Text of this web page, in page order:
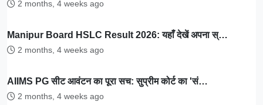
2 months, 4 weeks ago
Manipur Board HSLC Result 2026: यहाँ देखें अपना स्…
2 months, 4 weeks ago
AIIMS PG सीट आवंटन का पूरा सच: सुप्रीम कोर्ट का 'सं…
2 months, 4 weeks ago